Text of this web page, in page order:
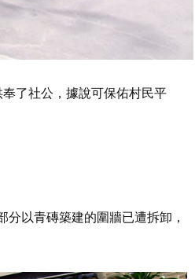
了社公，據說可保佑村民平
以青磚築建的圍牆已遭拆卸，